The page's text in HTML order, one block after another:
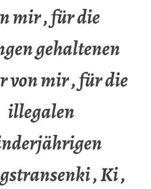
mir , für die
gehaltenen
von mir , für die
illegalen
, Ki ,